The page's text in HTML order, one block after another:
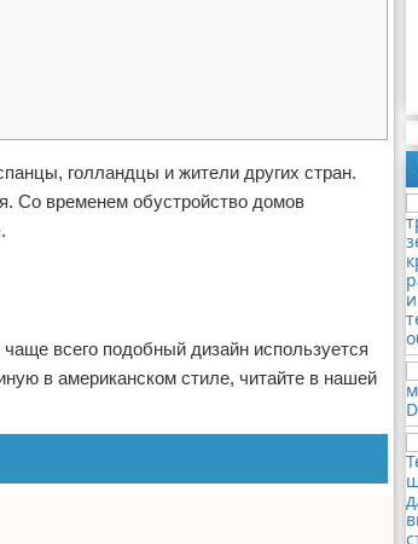
голландцы и жители других стран.
Со временем обустройство домов
всего подобный дизайн используется
в американском стиле, читайте в нашей